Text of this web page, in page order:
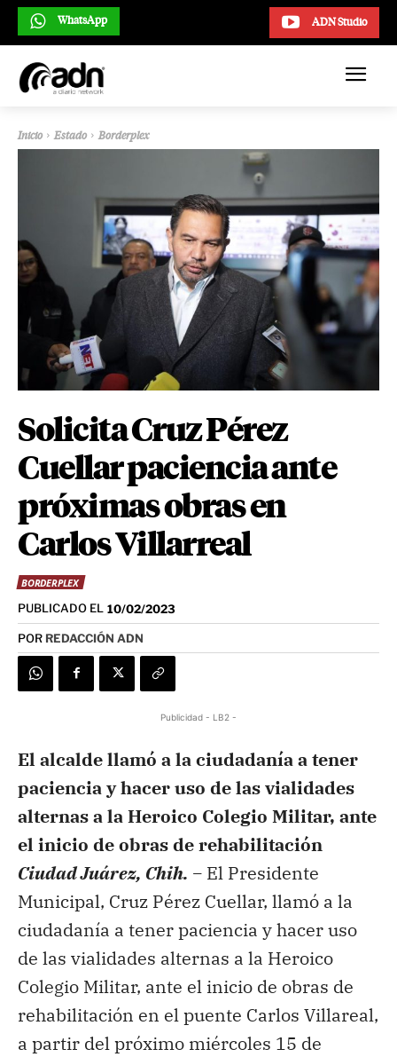
ADN Studio
WhatsApp
Inicio Estado Borderplex
Solicita Cruz Pérez
Cuellar paciencia ante
próximas obras en
Carlos Villarreal
BORDERPLEX
PUBLICADO EL 10/02/2023
POR REDACCIÓN ADN
Publicidad - LB2 -
El alcalde llamó a la ciudadanía a tener
paciencia y hacer uso de las vialidades
alternas a la Heroico Colegio Militar, ante
el inicio de obras de rehabilitación
Ciudad Juárez, Chih. – El Presidente
Municipal, Cruz Pérez Cuellar, llamó a la
ciudadanía a tener paciencia y hacer uso
de las vialidades alternas a la Heroico
Colegio Militar, ante el inicio de obras de
rehabilitación en el puente Carlos Villareal,
a partir del próximo miércoles 15 de